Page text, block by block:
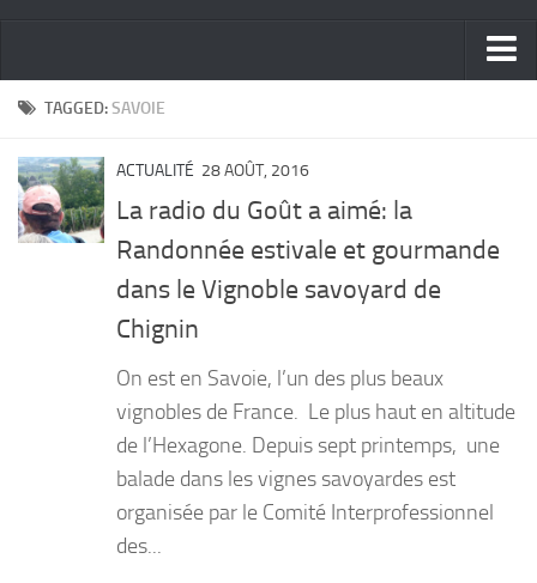
ACTUALITÉ
PORTRAITS
LIVRES
Desserts
TAGGED:SAVOIE
ACTUALITÉ 28 AOÛT, 2016
La radio du Goût a aimé: la
Randonnée estivale et gourmande
dans le Vignoble savoyard de
Chignin
On est en Savoie, l’un des plus beaux
vignobles de France. Le plus haut en altitude
de l’Hexagone. Depuis sept printemps, une
balade dans les vignes savoyardes est
organisée par le Comité Interprofessionnel
des...